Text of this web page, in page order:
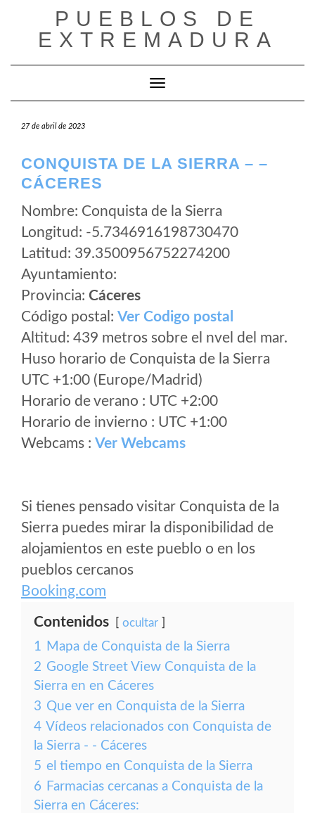
contenido
PUEBLOS DE
EXTREMADURA
Cambiar modo de navegación
27 de abril de 2023
CONQUISTA DE LA SIERRA – –
CÁCERES
Nombre: Conquista de la Sierra
Longitud: -5.7346916198730470
Latitud: 39.3500956752274200
Ayuntamiento:
Provincia: Cáceres
Código postal: Ver Codigo postal
Altitud: 439 metros sobre el nvel del mar.
Huso horario de Conquista de la Sierra
UTC +1:00 (Europe/Madrid)
Horario de verano : UTC +2:00
Horario de invierno : UTC +1:00
Webcams : Ver Webcams
Si tienes pensado visitar Conquista de la
Sierra puedes mirar la disponibilidad de
alojamientos en este pueblo o en los
pueblos cercanos
Booking.com
Contenidos ocultar
1 Mapa de Conquista de la Sierra
2 Google Street View Conquista de la
Sierra en en Cáceres
3 Que ver en Conquista de la Sierra
4 Vídeos relacionados con Conquista de
la Sierra - - Cáceres
5 el tiempo en Conquista de la Sierra
6 Farmacias cercanas a Conquista de la
Sierra en Cáceres: